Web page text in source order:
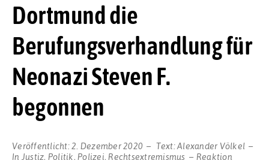
Dortmund die
Berufungsverhandlung für
Neonazi Steven F.
begonnen
Veröffentlicht:2. Dezember 2020 Text:Alexander Völkel
In Justiz, Politik, Polizei,Rechtsextremismus
Reaktion